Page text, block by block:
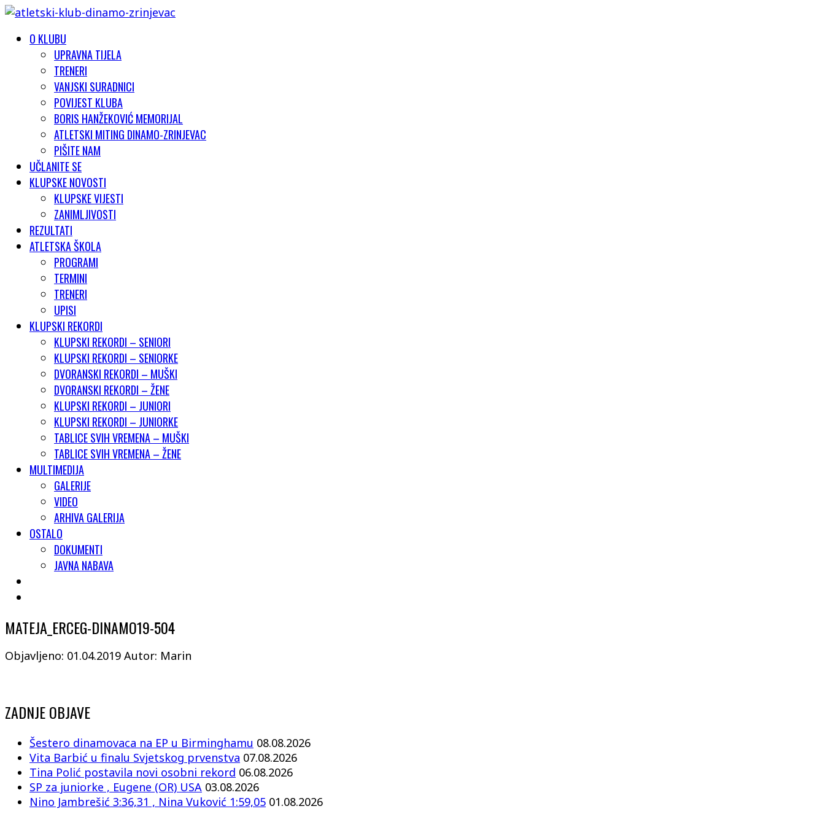
O KLUBU
UPRAVNA TIJELA
TRENERI
VANJSKI SURADNICI
POVIJEST KLUBA
BORIS HANŽEKOVIĆ MEMORIJAL
ATLETSKI MITING DINAMO-ZRINJEVAC
PIŠITE NAM
UČLANITE SE
KLUPSKE NOVOSTI
KLUPSKE VIJESTI
ZANIMLJIVOSTI
REZULTATI
ATLETSKA ŠKOLA
PROGRAMI
TERMINI
TRENERI
UPISI
KLUPSKI REKORDI
KLUPSKI REKORDI – SENIORI
KLUPSKI REKORDI – SENIORKE
DVORANSKI REKORDI – MUŠKI
DVORANSKI REKORDI – ŽENE
KLUPSKI REKORDI – JUNIORI
KLUPSKI REKORDI – JUNIORKE
TABLICE SVIH VREMENA – MUŠKI
TABLICE SVIH VREMENA – ŽENE
MULTIMEDIJA
GALERIJE
VIDEO
ARHIVA GALERIJA
OSTALO
DOKUMENTI
JAVNA NABAVA
MATEJA_ERCEG-DINAMO19-504
Objavljeno: 01.04.2019 Autor: Marin
ZADNJE OBJAVE
Šestero dinamovaca na EP u Birminghamu 08.08.2026
Vita Barbić u finalu Svjetskog prvenstva 07.08.2026
Tina Polić postavila novi osobni rekord 06.08.2026
SP za juniorke , Eugene (OR) USA 03.08.2026
Nino Jambrešić 3:36,31 , Nina Vuković 1:59,05 01.08.2026